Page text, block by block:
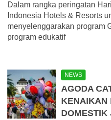
Dalam rangka peringatan
Indonesia Hotels & Resorts
menyelenggarakan program
program edukatif
NEWS
AGODA
KENAIKAN